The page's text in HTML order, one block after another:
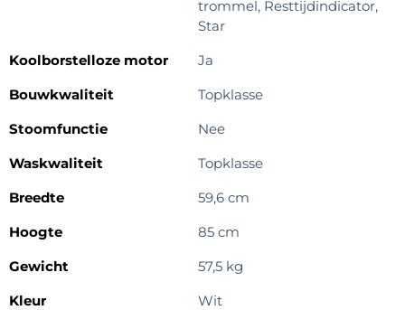
trommel, Resttijdindicator,
Star
Koolborstelloze motor
Ja
Bouwkwaliteit
Topklasse
Stoomfunctie
Nee
Waskwaliteit
Topklasse
Breedte
59,6 cm
Hoogte
85 cm
Gewicht
57,5 kg
Kleur
Wit